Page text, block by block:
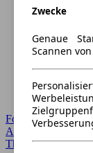
Forum Startseite
Alle Auto-Foren
Themen-Forum
Zwecke
Genaue
Scannen